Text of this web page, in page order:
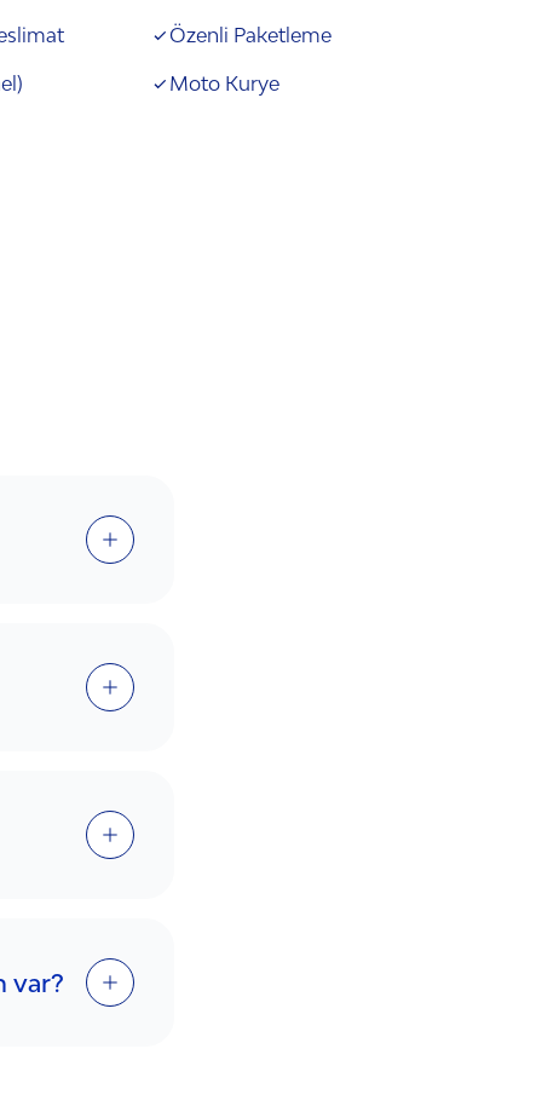
Özenli Paketleme
Moto Kurye
var?